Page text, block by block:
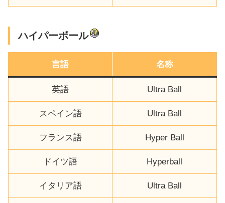
ハイパーボール
言語 名称
英語 Ultra Ball
スペイン語 Ultra Ball
フランス語 Hyper Ball
ドイツ語 Hyperball
イタリア語 Ultra Ball